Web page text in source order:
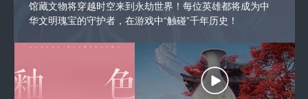
馆藏文物将穿越时空来到永劫世界！每位英雄都将成为中
华文明瑰宝的守护者，在游戏中“触碰”千年历史！